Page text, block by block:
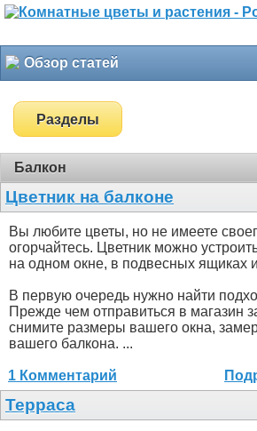
Обзор статей
Разделы
Балкон
Цветник на балконе
Вы любите цветы, но не имеете
огорчайтесь. Цветник можно
на одном окне, в подвесных ящиках
В первую очередь нужно найти
Прежде чем отправиться в магазин
снимите размеры вашего окна,
вашего балкона. ...
1 Комментарий
Терраса